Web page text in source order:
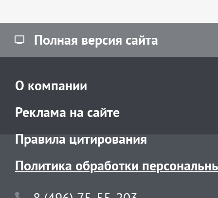
Полная версия сайта
О компании
Реклама на сайте
Правила цитирования
Политика обработки